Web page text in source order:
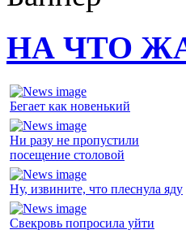
НА ЧТО
Бегает как новенький
Ни разу не пропустили
посещение столовой
Ну, извините, что плеснула яду
Свекровь попросила уйти